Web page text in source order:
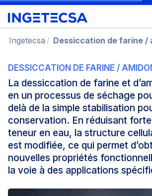
Ingetecsa Dessiccation de farine /
DESSICCATION DE FARINE /
La dessiccation de farine et
en un processus de séchage
delà de la simple stabilisation
conservation. En réduisant
teneur en eau, la structure
est modifiée, ce qui permet
nouvelles propriétés
la voie à des applications